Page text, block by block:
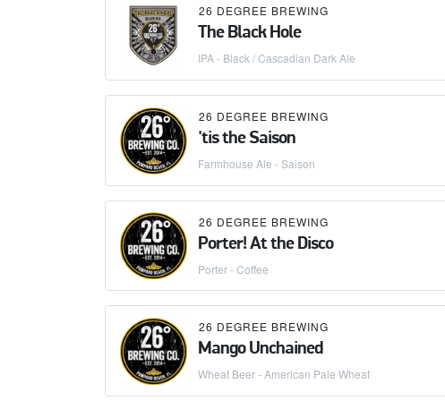
26 DEGREE BREWING
The Black Hole
IPA - Black / Cascadian Dark Ale
26 DEGREE BREWING
'tis the Saison
Farmhouse Ale - Saison
26 DEGREE BREWING
Porter! At the Disco
Porter - Coffee
26 DEGREE BREWING
Mango Unchained
Wheat Beer - American Pale Wheat